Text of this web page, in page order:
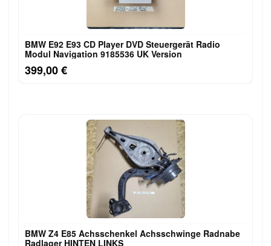
BMW E92 E93 CD Player DVD Steuergerät Radio
Modul Navigation 9185536 UK Version
399,00 €
BMW Z4 E85 Achsschenkel Achsschwinge Radnabe
Radlager HINTEN LINKS